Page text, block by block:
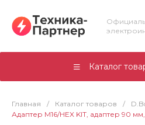
Каталог
Главная / Каталог товаров /
Адаптер М16/HEX KIT, адаптер 90